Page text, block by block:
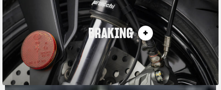
BRAKING